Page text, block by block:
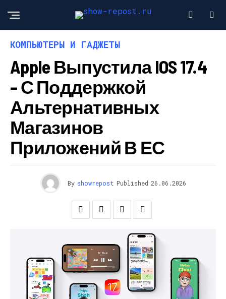
КОМПЬЮТЕРЫ И ГАДЖЕТЫ
Apple Выпустила IOS 17.4
– С Поддержкой
Альтернативных
Магазинов
Приложений В ЕС
By showrepost Published 26.06.2026